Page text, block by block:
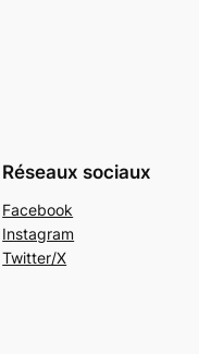
Réseaux sociaux
Facebook
Instagram
Twitter/X